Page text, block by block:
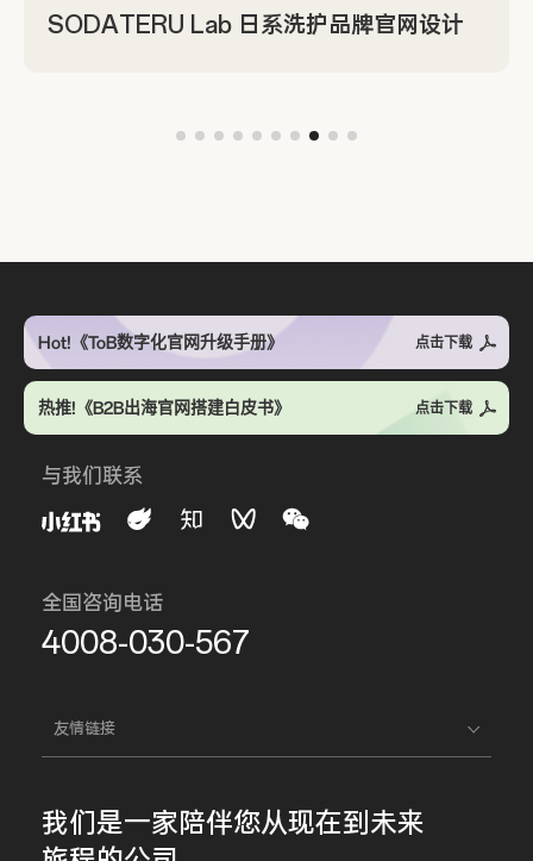
SODATERU Lab 日系洗护品牌官网设计
Hot!《ToB数字化官网升级手册》 点击下载
热推!《B2B出海官网搭建白皮书》 点击下载
与我们联系
全国咨询电话
4008-030-567
友情链接
我们是一家陪伴您从现在到未来